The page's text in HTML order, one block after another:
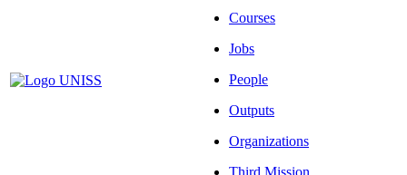
Courses
Jobs
People
Outputs
Organizations
Third Mission